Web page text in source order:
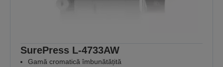
SurePress L-4733AW
Gamă cromatică îmbunătățită